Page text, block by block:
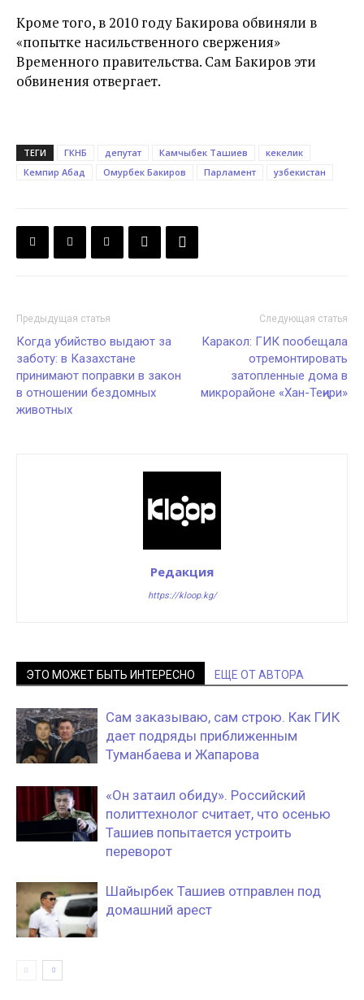
Кроме того, в 2010 году Бакирова обвиняли в
«попытке насильственного свержения»
Временного правительства. Сам Бакиров эти
обвинения отвергает.
ТЕГИ ГКНБ депутат Камчыбек Ташиев
кекелик
Кемпир Абад
Омурбек Бакиров Парламент узбекистан
Предыдущая статья
Когда убийство выдают за
заботу: в Казахстане
принимают поправки в закон
в отношении бездомных
животных
Следующая статья
Каракол: ГИК пообещала
отремонтировать
затопленные дома в
микрорайоне «Хан-Теңири»
Редакция
https://kloop.kg/
ЭТО МОЖЕТ БЫТЬ ИНТЕРЕСНО ЕЩЕ ОТ АВТОРА
Сам заказываю, сам строю. Как ГИК
дает подряды приближенным
Туманбаева и Жапарова
«Он затаил обиду». Российский
политтехнолог считает, что осенью
Ташиев попытается устроить
переворот
Шайырбек Ташиев отправлен под
домашний арест